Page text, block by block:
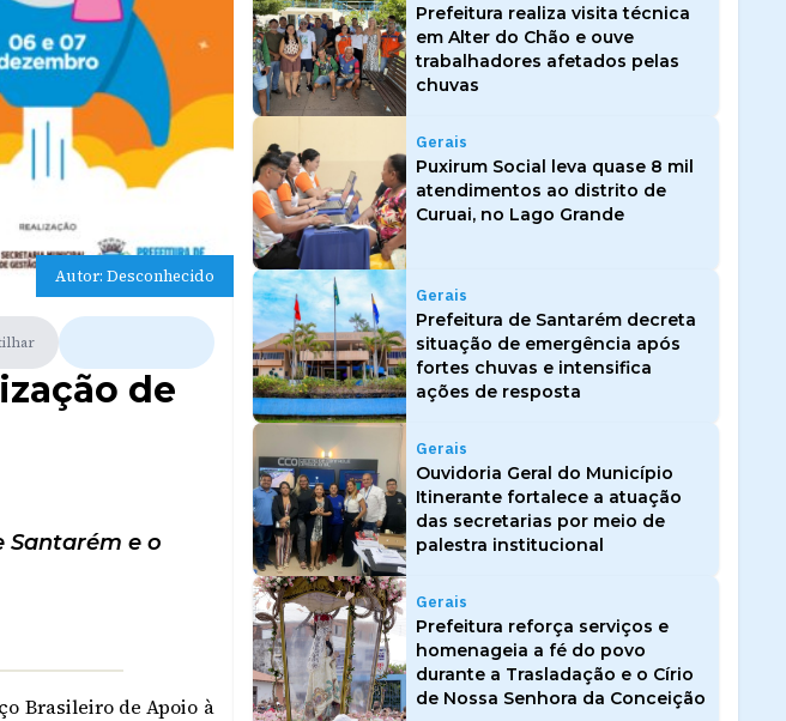
Autor: Desconhecido
de
Santarém e o
Brasileiro de Apoio à
Prefeitura realiza visita técnica
em Alter do Chão e ouve
trabalhadores afetados pelas
chuvas
Gerais
Puxirum Social leva quase 8 mil
atendimentos ao distrito de
Curuai, no Lago Grande
Gerais
Prefeitura de Santarém decreta
situação de emergência após
fortes chuvas e intensifica
ações de resposta
Gerais
Ouvidoria Geral do Município
Itinerante fortalece a atuação
das secretarias por meio de
palestra institucional
Gerais
Prefeitura reforça serviços e
homenageia a fé do povo
durante a Trasladação e o Círio
de Nossa Senhora da Conceição